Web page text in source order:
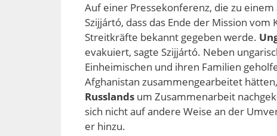
Auf einer Pressekonferenz, die zu
Szijjártó, dass das Ende der Mission
Streitkräfte bekannt gegeben werde.
evakuiert, sagte Szijjártó. Neben
Einheimischen und ihren Familien
Afghanistan zusammengearbeitet
Russlands um Zusammenarbeit
sich nicht auf andere Weise an der
er hinzu.